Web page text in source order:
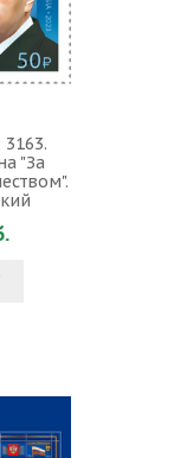
"За